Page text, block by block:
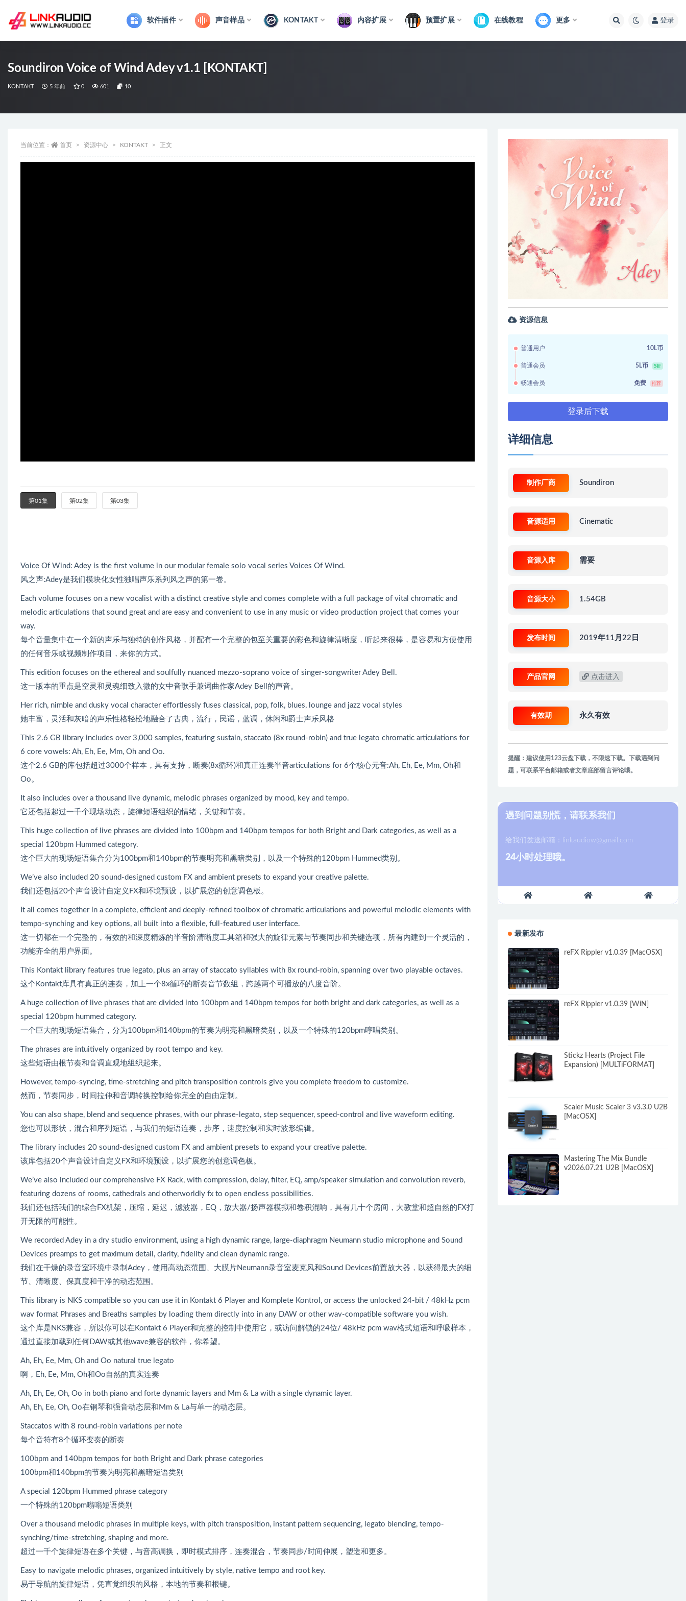
软件插件 声音样品 KONTAKT 内容扩展 预置扩展 在线教程 更多 登录
Soundiron Voice of Wind Adey v1.1 [KONTAKT]
KONTAKT 5 年前 0 601 10
当前位置： 首页 资源中心 KONTAKT 正文
第01集 第02集 第03集
Voice Of Wind: Adey is the first volume in our modular female solo vocal series Voices Of Wind.
风之声:Adey是我们模块化女性独唱声乐系列风之声的第一卷。
Each volume focuses on a new vocalist with a distinct creative style and comes complete with a full package of vital chromatic and
melodic articulations that sound great and are easy and convenient to use in any music or video production project that comes your
way.
每个音量集中在一个新的声乐与独特的创作风格，并配有一个完整的包至关重要的彩色和旋律清晰度，听起来很棒，是容易和方便使用
的任何音乐或视频制作项目，来你的方式。
This edition focuses on the ethereal and soulfully nuanced mezzo-soprano voice of singer-songwriter Adey Bell.
这一版本的重点是空灵和灵魂细致入微的女中音歌手兼词曲作家Adey Bell的声音。
Her rich, nimble and dusky vocal character effortlessly fuses classical, pop, folk, blues, lounge and jazz vocal styles
她丰富，灵活和灰暗的声乐性格轻松地融合了古典，流行，民谣，蓝调，休闲和爵士声乐风格
This 2.6 GB library includes over 3,000 samples, featuring sustain, staccato (8x round-robin) and true legato chromatic articulations for
6 core vowels: Ah, Eh, Ee, Mm, Oh and Oo.
这个2.6 GB的库包括超过3000个样本，具有支持，断奏(8x循环)和真正连奏半音articulations for 6个核心元音:Ah, Eh, Ee, Mm, Oh和
Oo。
It also includes over a thousand live dynamic, melodic phrases organized by mood, key and tempo.
它还包括超过一千个现场动态，旋律短语组织的情绪，关键和节奏。
This huge collection of live phrases are divided into 100bpm and 140bpm tempos for both Bright and Dark categories, as well as a
special 120bpm Hummed category.
这个巨大的现场短语集合分为100bpm和140bpm的节奏明亮和黑暗类别，以及一个特殊的120bpm Hummed类别。
We’ve also included 20 sound-designed custom FX and ambient presets to expand your creative palette.
我们还包括20个声音设计自定义FX和环境预设，以扩展您的创意调色板。
It all comes together in a complete, efficient and deeply-refined toolbox of chromatic articulations and powerful melodic elements with
tempo-synching and key options, all built into a flexible, full-featured user interface.
这一切都在一个完整的，有效的和深度精炼的半音阶清晰度工具箱和强大的旋律元素与节奏同步和关键选项，所有内建到一个灵活的，
功能齐全的用户界面。
This Kontakt library features true legato, plus an array of staccato syllables with 8x round-robin, spanning over two playable octaves.
这个Kontakt库具有真正的连奏，加上一个8x循环的断奏音节数组，跨越两个可播放的八度音阶。
A huge collection of live phrases that are divided into 100bpm and 140bpm tempos for both bright and dark categories, as well as a
special 120bpm hummed category.
一个巨大的现场短语集合，分为100bpm和140bpm的节奏为明亮和黑暗类别，以及一个特殊的120bpm哼唱类别。
The phrases are intuitively organized by root tempo and key.
这些短语由根节奏和音调直观地组织起来。
However, tempo-syncing, time-stretching and pitch transposition controls give you complete freedom to customize.
然而，节奏同步，时间拉伸和音调转换控制给你完全的自由定制。
You can also shape, blend and sequence phrases, with our phrase-legato, step sequencer, speed-control and live waveform editing.
您也可以形状，混合和序列短语，与我们的短语连奏，步序，速度控制和实时波形编辑。
The library includes 20 sound-designed custom FX and ambient presets to expand your creative palette.
该库包括20个声音设计自定义FX和环境预设，以扩展您的创意调色板。
We’ve also included our comprehensive FX Rack, with compression, delay, filter, EQ, amp/speaker simulation and convolution reverb,
featuring dozens of rooms, cathedrals and otherworldly fx to open endless possibilities.
我们还包括我们的综合FX机架，压缩，延迟，滤波器，EQ，放大器/扬声器模拟和卷积混响，具有几十个房间，大教堂和超自然的FX打
开无限的可能性。
We recorded Adey in a dry studio environment, using a high dynamic range, large-diaphragm Neumann studio microphone and Sound
Devices preamps to get maximum detail, clarity, fidelity and clean dynamic range.
我们在干燥的录音室环境中录制Adey，使用高动态范围、大膜片Neumann录音室麦克风和Sound Devices前置放大器，以获得最大的细
节、清晰度、保真度和干净的动态范围。
This library is NKS compatible so you can use it in Kontakt 6 Player and Komplete Kontrol, or access the unlocked 24-bit / 48kHz pcm
wav format Phrases and Breaths samples by loading them directly into in any DAW or other wav-compatible software you wish.
这个库是NKS兼容，所以你可以在Kontakt 6 Player和完整的控制中使用它，或访问解锁的24位/ 48kHz pcm wav格式短语和呼吸样本，
通过直接加载到任何DAW或其他wave兼容的软件，你希望。
Ah, Eh, Ee, Mm, Oh and Oo natural true legato
啊，Eh, Ee, Mm, Oh和Oo自然的真实连奏
Ah, Eh, Ee, Oh, Oo in both piano and forte dynamic layers and Mm & La with a single dynamic layer.
Ah, Eh, Ee, Oh, Oo在钢琴和强音动态层和Mm & La与单一的动态层。
Staccatos with 8 round-robin variations per note
每个音符有8个循环变奏的断奏
100bpm and 140bpm tempos for both Bright and Dark phrase categories
100bpm和140bpm的节奏为明亮和黑暗短语类别
A special 120bpm Hummed phrase category
一个特殊的120bpm嗡嗡短语类别
Over a thousand melodic phrases in multiple keys, with pitch transposition, instant pattern sequencing, legato blending, tempo-
synching/time-stretching, shaping and more.
超过一千个旋律短语在多个关键，与音高调换，即时模式排序，连奏混合，节奏同步/时间伸展，塑造和更多。
Easy to navigate melodic phrases, organized intuitively by style, native tempo and root key.
易于导航的旋律短语，凭直觉组织的风格，本地的节奏和根键。
资源信息
普通用户 10L币
普通会员 5L币 5折
畅通会员 免费 推荐
登录后下载
详细信息
制作厂商 Soundiron
音源适用 Cinematic
音源入库 需要
音源大小 1.54GB
发布时间 2019年11月22日
产品官网 点击进入
有效期 永久有效
提醒：建议使用123云盘下载，不限速下载。下载遇到问
题，可联系平台邮箱或者文章底部留言评论哦。
遇到问题别慌，请联系我们
给我们发送邮箱： linkaudiow@gmail.com
24小时处理哦。
最新发布
reFX Rippler v1.0.39 [MacOSX]
reFX Rippler v1.0.39 [WiN]
Stickz Hearts (Project File
Expansion) [MULTiFORMAT]
Scaler Music Scaler 3 v3.3.0 U2B
[MacOSX]
Mastering The Mix Bundle
v2026.07.21 U2B [MacOSX]
全部